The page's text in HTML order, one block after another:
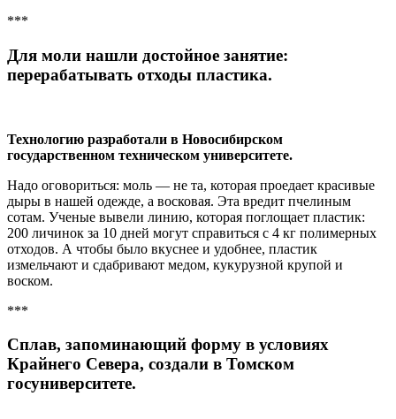
***
Для моли нашли достойное занятие:
перерабатывать отходы пластика.
Технологию разработали в Новосибирском
государственном техническом университете.
Надо оговориться: моль — не та, которая проедает красивые
дыры в нашей одежде, а восковая. Эта вредит пчелиным
сотам. Ученые вывели линию, которая поглощает пластик:
200 личинок за 10 дней могут справиться с 4 кг полимерных
отходов. А чтобы было вкуснее и удобнее, пластик
измельчают и сдабривают медом, кукурузной крупой и
воском.
***
Сплав, запоминающий форму в условиях
Крайнего Севера, создали в Томском
госуниверситете.